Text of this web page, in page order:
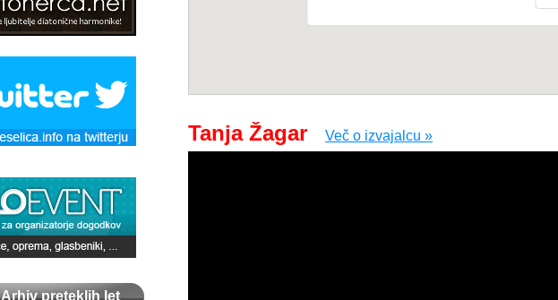
Arhiv preteklih let
Tanja Žagar Več o izvajalcu »